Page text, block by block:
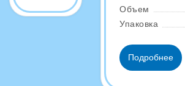
Объем
Упаковка
Подробнее